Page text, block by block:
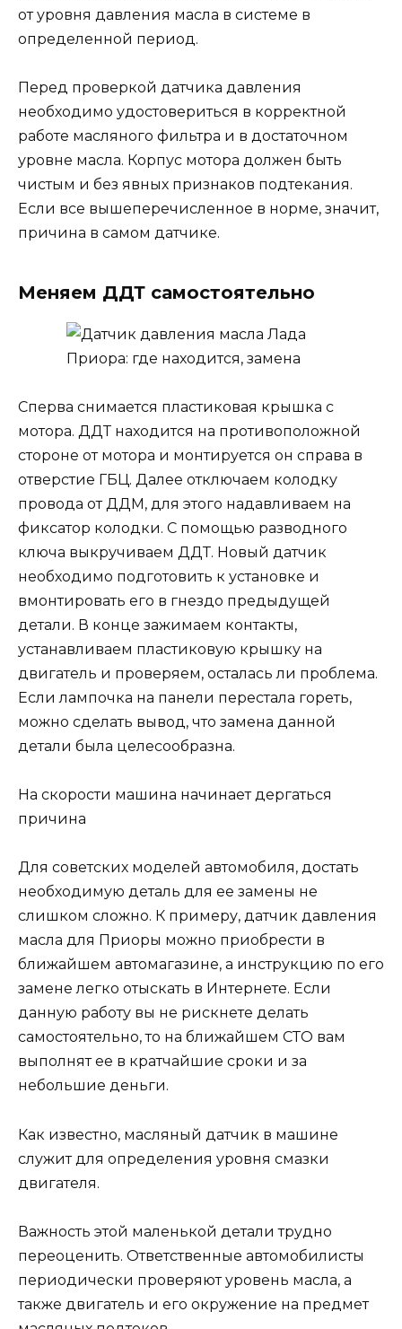
от уровня давления масла в системе в
определенной период.
Перед проверкой датчика давления
необходимо удостовериться в корректной
работе масляного фильтра и в достаточном
уровне масла. Корпус мотора должен быть
чистым и без явных признаков подтекания.
Если все вышеперечисленное в норме, значит,
причина в самом датчике.
Меняем ДДТ самостоятельно
Сперва снимается пластиковая крышка с
мотора. ДДТ находится на противоположной
стороне от мотора и монтируется он справа в
отверстие ГБЦ. Далее отключаем колодку
провода от ДДМ, для этого надавливаем на
фиксатор колодки. С помощью разводного
ключа выкручиваем ДДТ. Новый датчик
необходимо подготовить к установке и
вмонтировать его в гнездо предыдущей
детали. В конце зажимаем контакты,
устанавливаем пластиковую крышку на
двигатель и проверяем, осталась ли проблема.
Если лампочка на панели перестала гореть,
можно сделать вывод, что замена данной
детали была целесообразна.
На скорости машина начинает дергаться
причина
Для советских моделей автомобиля, достать
необходимую деталь для ее замены не
слишком сложно. К примеру, датчик давления
масла для Приоры можно приобрести в
ближайшем автомагазине, а инструкцию по его
замене легко отыскать в Интернете. Если
данную работу вы не рискнете делать
самостоятельно, то на ближайшем СТО вам
выполнят ее в кратчайшие сроки и за
небольшие деньги.
Как известно, масляный датчик в машине
служит для определения уровня смазки
двигателя.
Важность этой маленькой детали трудно
переоценить. Ответственные автомобилисты
периодически проверяют уровень масла, а
также двигатель и его окружение на предмет